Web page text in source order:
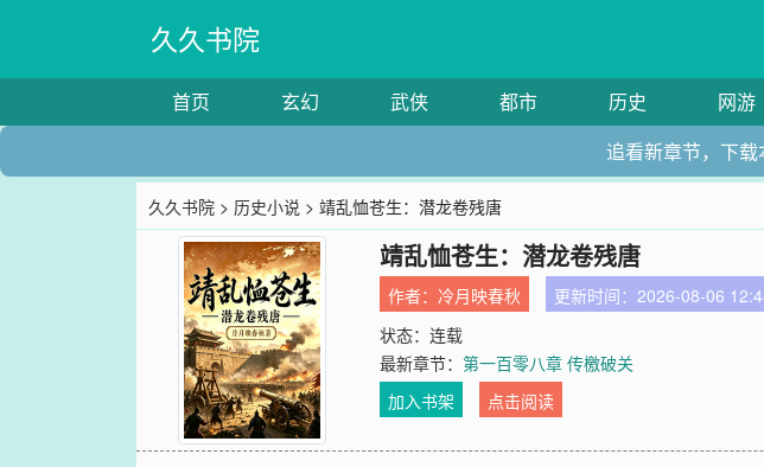
久久书院
首页 玄幻 武侠 都市 历史 网游
追看新章节，下
久久书院 > 历史小说 > 靖乱恤苍生：潜龙卷残唐
靖乱恤苍生：潜龙卷残唐
作者： 冷月映春秋 更新时间：2026-08-06
状态：连载
最新章节：第一百零八章 传檄破关
加入书架
点击阅读